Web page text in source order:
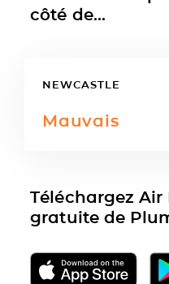
côté de...
NEWCASTLE
Mauvais
Téléchargez
gratuite de